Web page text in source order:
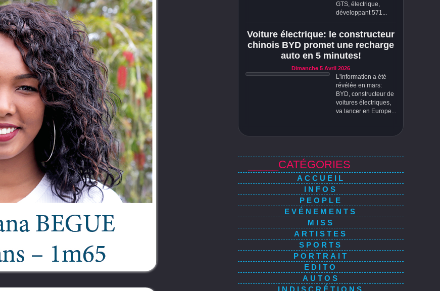
GTS, électrique,
développant 571...
Voiture électrique: le constructeur
chinois BYD promet une recharge
auto en 5 minutes!
Dimanche 5 Avril 2026
L'information a été
révélée en mars:
BYD, constructeur de
voitures électriques,
va lancer en Europe...
_____CATÉGORIES
ACCUEIL
INFOS
PEOPLE
EVÉNEMENTS
MISS
ARTISTES
SPORTS
PORTRAIT
EDITO
AUTOS
INDISCRÉTIONS